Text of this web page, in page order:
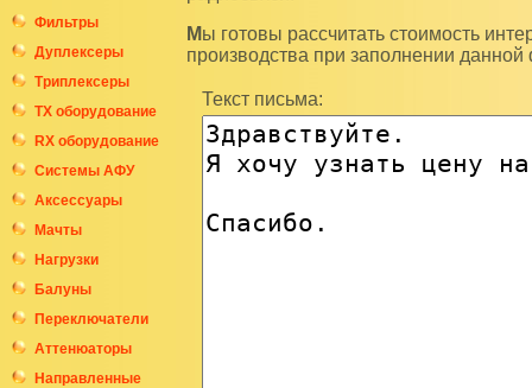
Фильтры
Дуплексеры
Триплексеры
ТХ оборудование
RX оборудование
Системы АФУ
Аксессуары
Мачты
Нагрузки
Балуны
Переключатели
Аттенюаторы
Направленные
Мы готовы рассчитать стоимость интересующих вас изделий по последним ценам нашего
производства при заполнении
Текст письма: